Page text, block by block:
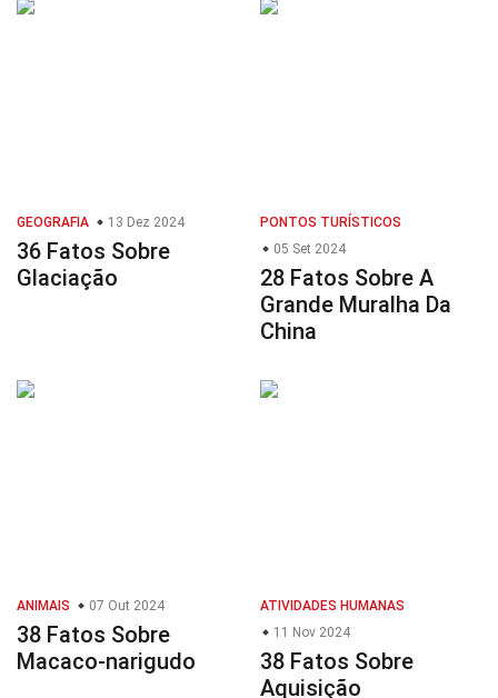
GEOGRAFIA 13 Dez 2024
36 Fatos Sobre
Glaciação
PONTOS TURÍSTICOS
05 Set 2024
28 Fatos Sobre A
Grande Muralha Da
China
ANIMAIS 07 Out 2024
38 Fatos Sobre
Macaco-narigudo
ATIVIDADES HUMANAS
11 Nov 2024
38 Fatos Sobre
Aquisição